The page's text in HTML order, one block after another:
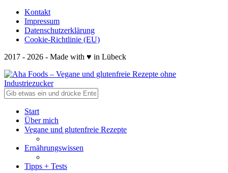
Kontakt
Impressum
Datenschutzerklärung
Cookie-Richtlinie (EU)
2017 - 2026 - Made with ♥ in Lübeck
Start
Über mich
Vegane und glutenfreie Rezepte
Ernährungswissen
Tipps + Tests